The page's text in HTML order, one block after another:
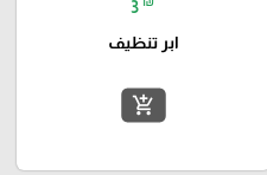
3
ابر تنظيف
add_shopping_cart